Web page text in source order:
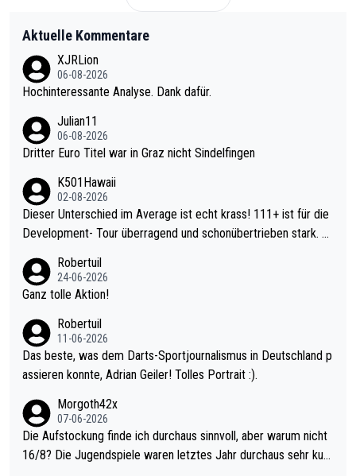
Aktuelle Kommentare
XJRLion
06-08-2026
Hochinteressante Analyse. Dank dafür.
Julian11
06-08-2026
Dritter Euro Titel war in Graz nicht Sindelfingen
K501Hawaii
02-08-2026
Dieser Unterschied im Average ist echt krass! 111+ ist für die
Development- Tour überragend und schonübertrieben stark. U
mal 40+ erst recht. Da gewinnst keinen Blumentopf - ist ja noc
h krasser wie ein Pokalspiel eines Kreisligisten vs einem Bund
Robertuil
24-06-2026
Ganz tolle Aktion!
Robertuil
11-06-2026
Das beste, was dem Darts-Sportjournalismus in Deutschland p
assieren konnte, Adrian Geiler! Tolles Portrait :).
Morgoth42x
07-06-2026
Die Aufstockung finde ich durchaus sinnvoll, aber warum nicht
16/8? Die Jugendspiele waren letztes Jahr durchaus sehr kurz